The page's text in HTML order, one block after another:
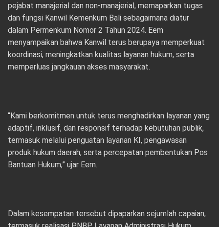
pejabat manajerial dan non-manajerial, memaparkan tugas
dan fungsi Kanwil Kemenkum Bali sebagaimana diatur
dalam Permenkum Nomor 2 Tahun 2024. Eem
menyampaikan bahwa Kanwil terus berupaya memperkuat
koordinasi, meningkatkan kualitas layanan hukum, serta
memperluas jangkauan akses masyarakat.
“Kami berkomitmen untuk terus menghadirkan layanan yang
adaptif, inklusif, dan responsif terhadap kebutuhan publik,
termasuk melalui penguatan layanan KI, pengawasan
produk hukum daerah, serta percepatan pembentukan Pos
Bantuan Hukum,” ujar Eem.
Dalam kesempatan tersebut dipaparkan sejumlah capaian,